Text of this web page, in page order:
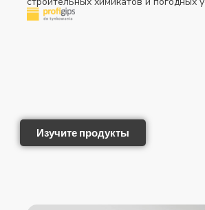
Изучите продукты